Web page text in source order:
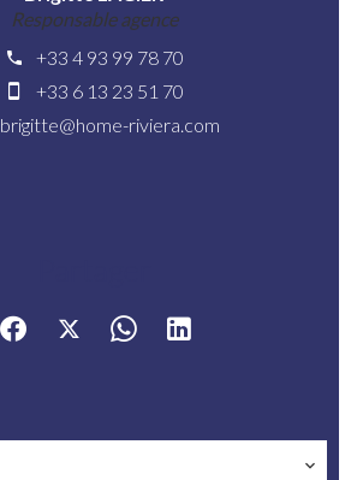
Responsable agence
+33 4 93 99 78 70
+33 6 13 23 51 70
brigitte@home-riviera.com